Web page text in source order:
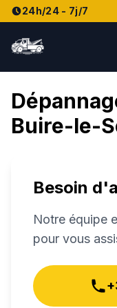
24h/24 - 7j/7
Buire-le-
Besoin
Notre équipe
pour vous